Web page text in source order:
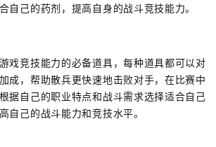
自己的药剂，提高自身的战斗竞技能力。
戏竞技能力的必备道具，每种道具都可以对
成，帮助散兵更快速地击败对手，在比赛中
据自己的职业特点和战斗需求选择适合自己
自己的战斗能力和竞技水平。